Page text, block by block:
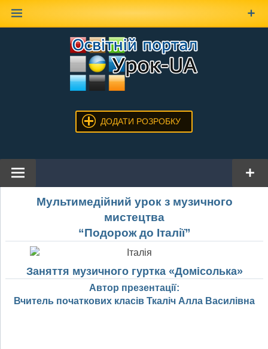
ДОДАТИ РОЗРОБКУ
Мультимедійний урок з музичного
мистецтва
“Подорож до Італії”
Заняття музичного гуртка «Домісолька»
Автор презентації:
Вчитель початкових класів Ткаліч Алла Василівна